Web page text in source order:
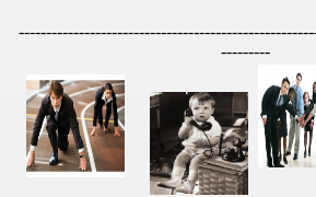
---------